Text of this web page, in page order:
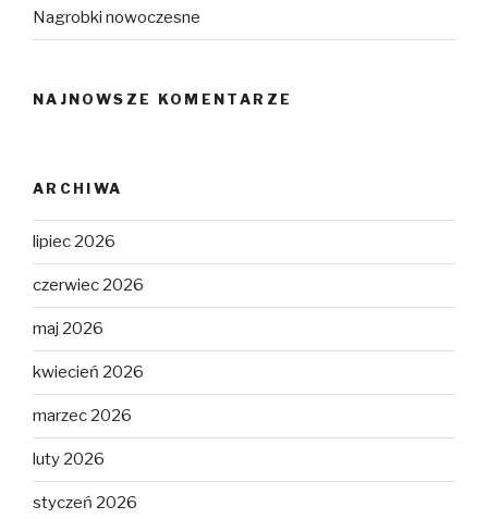
Nagrobki nowoczesne
NAJNOWSZE KOMENTARZE
ARCHIWA
lipiec 2026
czerwiec 2026
maj 2026
kwiecień 2026
marzec 2026
luty 2026
styczeń 2026